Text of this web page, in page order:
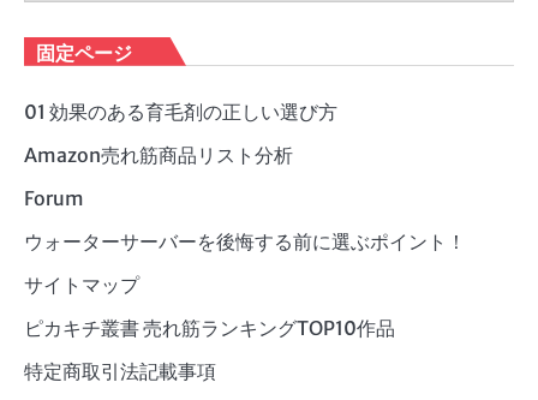
ゴ
リ
ー
固定ページ
01 効果のある育毛剤の正しい選び方
Amazon売れ筋商品リスト分析
Forum
ウォーターサーバーを後悔する前に選ぶポイント！
サイトマップ
ピカキチ叢書 売れ筋ランキングTOP10作品
特定商取引法記載事項